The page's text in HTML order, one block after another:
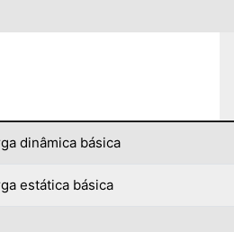
dinâmica básica
estática básica